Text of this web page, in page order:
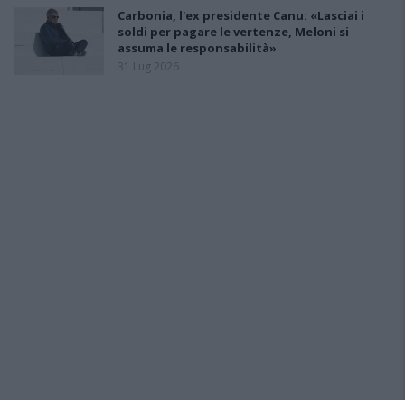
Carbonia, l'ex presidente Canu: «Lasciai i
soldi per pagare le vertenze, Meloni si
assuma le responsabilità»
31 Lug 2026